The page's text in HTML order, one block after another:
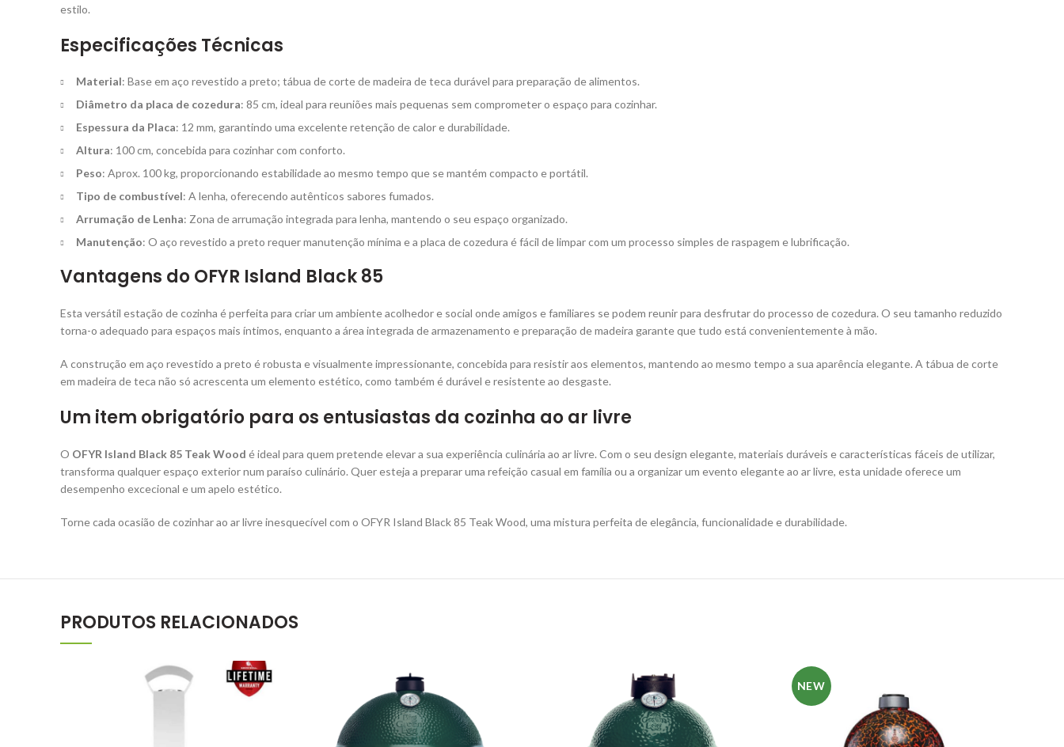
estilo.
Especificações Técnicas
Material: Base em aço revestido a preto; tábua de corte de madeira de teca durável para preparação de alimentos.
Diâmetro da placa de cozedura: 85 cm, ideal para reuniões mais pequenas sem comprometer o espaço para cozinhar.
Espessura da Placa: 12 mm, garantindo uma excelente retenção de calor e durabilidade.
Altura: 100 cm, concebida para cozinhar com conforto.
Peso: Aprox. 100 kg, proporcionando estabilidade ao mesmo tempo que se mantém compacto e portátil.
Tipo de combustível: A lenha, oferecendo autênticos sabores fumados.
Arrumação de Lenha: Zona de arrumação integrada para lenha, mantendo o seu espaço organizado.
Manutenção: O aço revestido a preto requer manutenção mínima e a placa de cozedura é fácil de limpar com um processo simples de raspagem e lubrificação.
Vantagens do OFYR Island Black 85
Esta versátil estação de cozinha é perfeita para criar um ambiente acolhedor e social onde amigos e familiares se podem reunir para desfrutar do processo de cozedura. O seu tamanho reduzido
torna-o adequado para espaços mais íntimos, enquanto a área integrada de armazenamento e preparação de madeira garante que tudo está convenientemente à mão.
A construção em aço revestido a preto é robusta e visualmente impressionante, concebida para resistir aos elementos, mantendo ao mesmo tempo a sua aparência elegante. A tábua de corte
em madeira de teca não só acrescenta um elemento estético, como também é durável e resistente ao desgaste.
Um item obrigatório para os entusiastas da cozinha ao ar livre
O OFYR Island Black 85 Teak Wood é ideal para quem pretende elevar a sua experiência culinária ao ar livre. Com o seu design elegante, materiais duráveis ​​e características fáceis de utilizar,
transforma qualquer espaço exterior num paraíso culinário. Quer esteja a preparar uma refeição casual em família ou a organizar um evento elegante ao ar livre, esta unidade oferece um
desempenho excecional e um apelo estético.
Torne cada ocasião de cozinhar ao ar livre inesquecível com o OFYR Island Black 85 Teak Wood, uma mistura perfeita de elegância, funcionalidade e durabilidade.
PRODUTOS RELACIONADOS
NEW